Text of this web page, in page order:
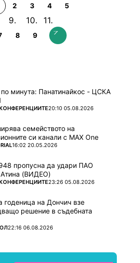
2 3 4 5
8 9
минута: Панатинайкос - ЦСКА
20:10 05.08.2026
семейството на
си канали с MAX One
16:02 20.05.2026
пропусна да удари ПАО
(ВИДЕО)
23:26 05.08.2026
годеница на Дончич взе
решение в съдебната
22:16 06.08.2026